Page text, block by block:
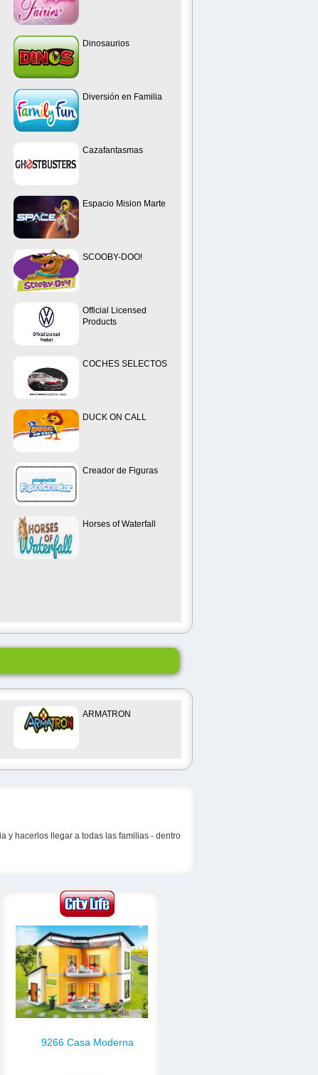
Dinosaurios
Diversión en Familia
Cazafantasmas
Espacio Mision Marte
SCOOBY-DOO!
Official Licensed
Products
COCHES SELECTOS
DUCK ON CALL
Creador de Figuras
Horses of Waterfall
ARMATRON
y hacerlos llegar a todas las familias - dentro
9266 Casa Moderna